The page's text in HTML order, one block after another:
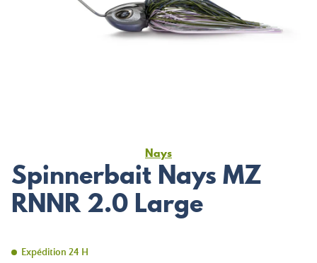
Nays
Spinnerbait Nays MZ
RNNR 2.0 Large
Expédition 24 H